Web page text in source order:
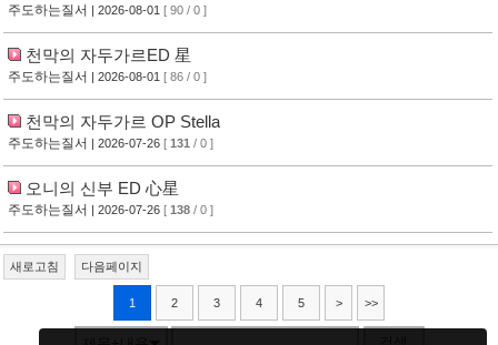
주도하는질서 | 2026-08-01 [ 90 / 0 ]
천막의 자두가르ED 星
주도하는질서 | 2026-08-01 [ 86 / 0 ]
천막의 자두가르 OP Stella
주도하는질서 | 2026-07-26 [ 131 / 0 ]
오니의 신부 ED 心星
주도하는질서 | 2026-07-26 [ 138 / 0 ]
새로고침 다음페이지
1 2 3 4 5 > >>